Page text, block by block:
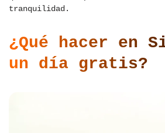
tranquilidad.
¿Qué hacer en
un día gratis?